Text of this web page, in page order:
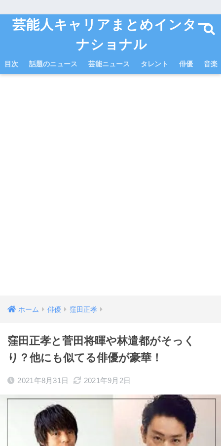
芸能人キャリアまとめインター
ナショナル
目次 話題のニュース 芸能ニュース タレント 俳優 音楽
ホーム 俳優 窪田正孝
窪田正孝と菅田将暉や林遣都がそっく
り？他にも似てる俳優が豪華！
2021年8月31日 2021年9月2日